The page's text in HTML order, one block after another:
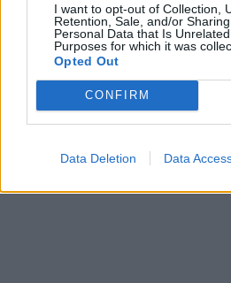
I want to opt-out of Collection,
Retention, Sale, and/or
Personal Data that Is
Purposes for which it was
Opted Out
CONFIRM
Data Deletion Data
Óbudai Egyetem
Állatorvostudományi Egyetem
Dunaújvárosi Egyetem
erasmus-botrány
Erasmus-ügy